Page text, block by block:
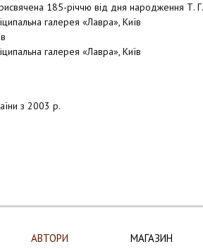
185-річчю від дня народження Т.
галерея «Лавра», Київ
галерея «Лавра», Київ
з 2003 р.
АВТОРИ МАГАЗИН